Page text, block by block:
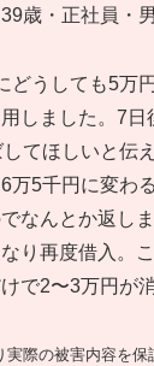
歳・正社員・
どうしても5万
しました。7
てほしいと伝
万5千円に変わ
なんとか返し
り再度借入。
で2〜3万円が
際の被害内容を保